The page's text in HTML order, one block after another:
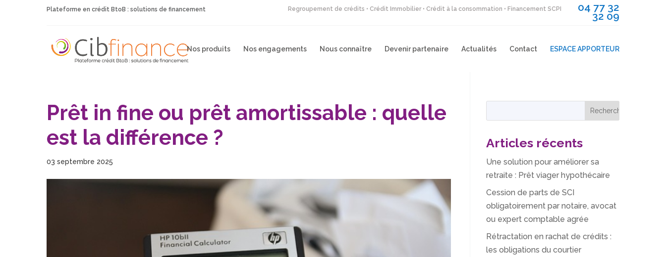
Plateforme en crédit BtoB : solutions de financement Regroupement de crédits • Crédit Immobilier • Crédit à la consommation • Financement SCPI 04 77 32
32 09
Nos produits Nos engagements Nous connaître Devenir partenaire Actualités Contact ESPACE APPORTEUR
Prêt in fine ou prêt amortissable : quelle
est la différence ?
03 septembre 2025
Articles récents
Une solution pour améliorer sa
retraite : Prêt viager hypothécaire
Cession de parts de SCI
obligatoirement par notaire, avocat
ou expert comptable agrée
Rétractation en rachat de crédits :
les obligations du courtier